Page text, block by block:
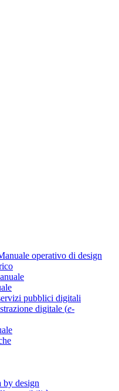
operativo di design
pubblici digitali
digitale (e-
by design